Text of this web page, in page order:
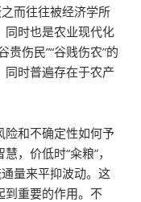
而往往被经济学所
同时也是农业现代化
伤民”“谷贱伤农”的
时普遍存在于农产
险和不确定性如何予
，价低时“籴粮”，
量来平抑波动。这
到重要的作用。不